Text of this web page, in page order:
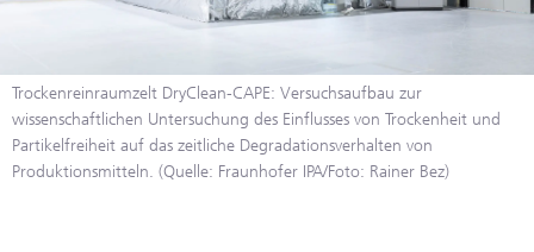
Fabrik- und
Prozessgestaltung
Gesundsheitsindustrie
Trockenreinraumzelt DryClean-CAPE: Versuchsaufbau zur
wissenschaftlichen Untersuchung des Einflusses von Trockenheit und
Partikelfreiheit auf das zeitliche Degradationsverhalten von
Produktionsmitteln. (Quelle: Fraunhofer IPA/Foto: Rainer Bez)